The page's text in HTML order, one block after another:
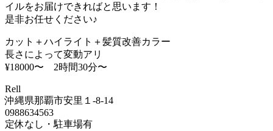
イルをお届けできればと思います！
是非お任せください♪
カット＋ハイライト＋髪質改善カラー
長さによって変動アリ
¥18000〜 2時間30分〜
Rell
沖縄県那覇市安里１-8-14
0988634563
定休なし・駐車場有